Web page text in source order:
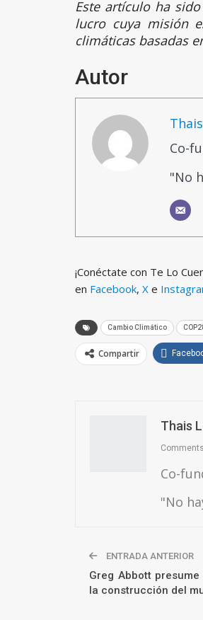
Este artículo ha
lucro cuya misión
climáticas basadas
Autor
Co-
"No
¡Conéctate con Te Lo
en Facebook, X e
Cambio Climático
Compartir
Thais
Comments
Co-
"No
ENTRADA ANTERIOR
Greg Abbott
la construcción del